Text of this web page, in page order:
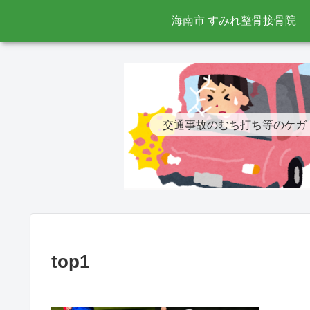
海南市 すみれ整骨接骨院
交通事故のむち打ち等のケガ
top1